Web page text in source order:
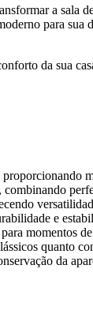
a sala
para sua
da sua
e
momentos
quanto
da